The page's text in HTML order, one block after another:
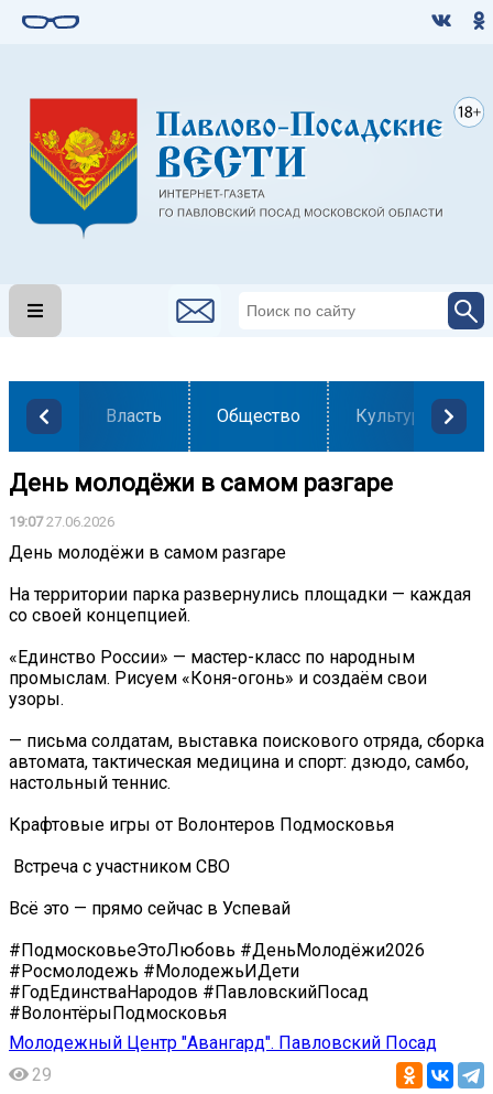
Власть Общество Культура
День молодёжи в самом разгаре
19:0727.06.2026
День молодёжи в самом разгаре
На территории парка развернулись площадки — каждая
со своей концепцией.
«Единство России» — мастер-класс по народным
промыслам. Рисуем «Коня-огонь» и создаём свои
узоры.
— письма солдатам, выставка поискового отряда, сборка
автомата, тактическая медицина и спорт: дзюдо, самбо,
настольный теннис.
Крафтовые игры от Волонтеров Подмосковья
️ Встреча с участником СВО
Всё это — прямо сейчас в Успевай
#ПодмосковьеЭтоЛюбовь #ДеньМолодёжи2026
#Росмолодежь #МолодежьИДети
#ГодЕдинстваНародов #ПавловскийПосад
#ВолонтёрыПодмосковья
Молодежный Центр "Авангард". Павловский Посад
29